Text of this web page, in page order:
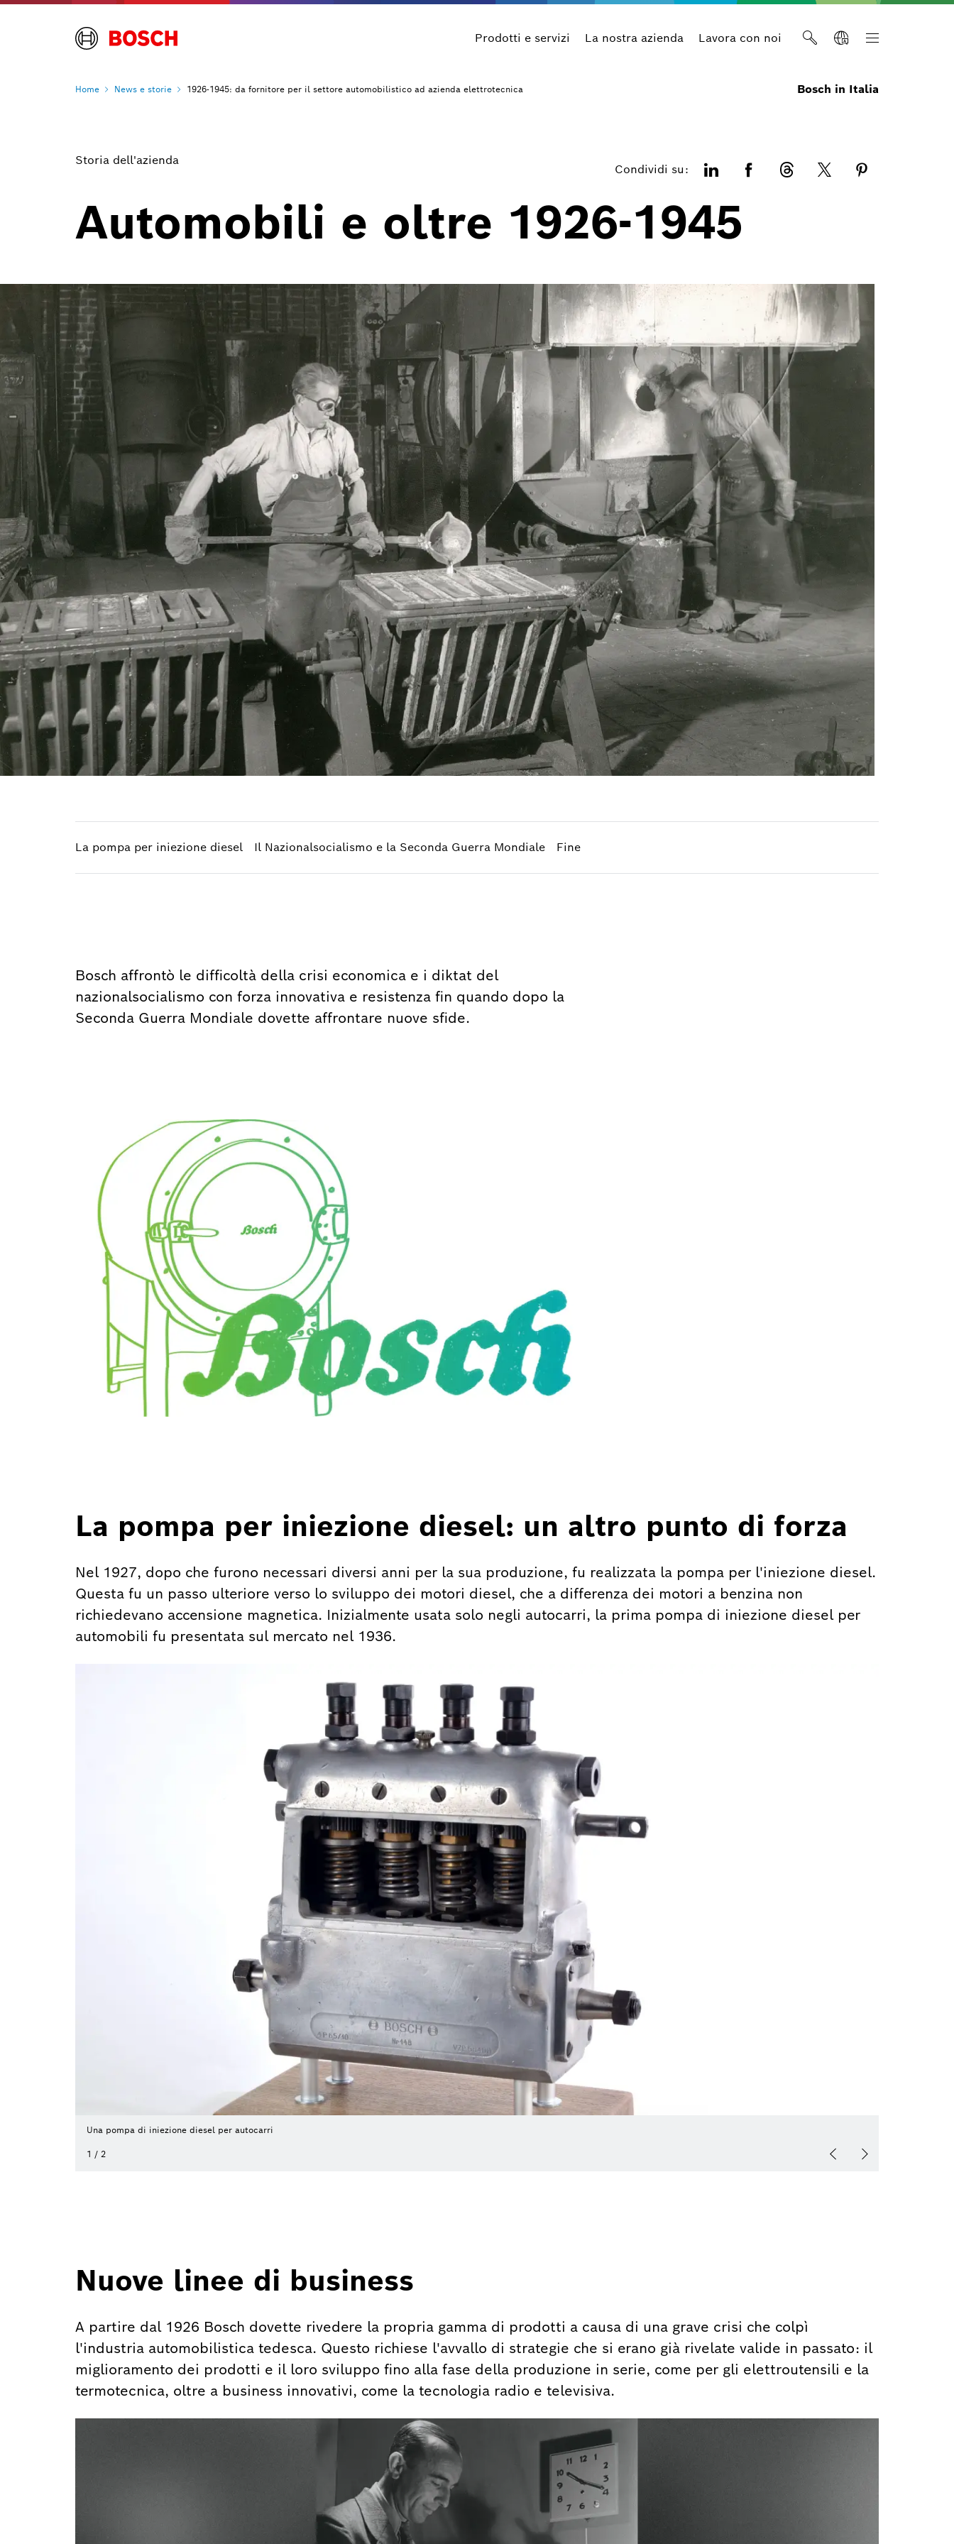
Prodotti e servizi La nostra azienda Lavora con noi
Home News e storie 1926-1945: da fornitore per il settore automobilistico ad azienda elettrotecnica Bosch in Italia
Storia dell'azienda
Condividi su:
Automobili e oltre 1926-1945
La pompa per iniezione diesel Il Nazionalsocialismo e la Seconda Guerra Mondiale Fine
Bosch affrontò le difficoltà della crisi economica e i diktat del
nazionalsocialismo con forza innovativa e resistenza fin quando dopo la
Seconda Guerra Mondiale dovette affrontare nuove sfide.
La pompa per iniezione diesel: un altro punto di forza
Nel 1927, dopo che furono necessari diversi anni per la sua produzione, fu realizzata la pompa per l'iniezione diesel.
Questa fu un passo ulteriore verso lo sviluppo dei motori diesel, che a differenza dei motori a benzina non
richiedevano accensione magnetica. Inizialmente usata solo negli autocarri, la prima pompa di iniezione diesel per
automobili fu presentata sul mercato nel 1936.
Una pompa di iniezione diesel per autocarri
1 / 2
Nuove linee di business
A partire dal 1926 Bosch dovette rivedere la propria gamma di prodotti a causa di una grave crisi che colpì
l'industria automobilistica tedesca. Questo richiese l'avvallo di strategie che si erano già rivelate valide in passato: il
miglioramento dei prodotti e il loro sviluppo fino alla fase della produzione in serie, come per gli elettroutensili e la
termotecnica, oltre a business innovativi, come la tecnologia radio e televisiva.